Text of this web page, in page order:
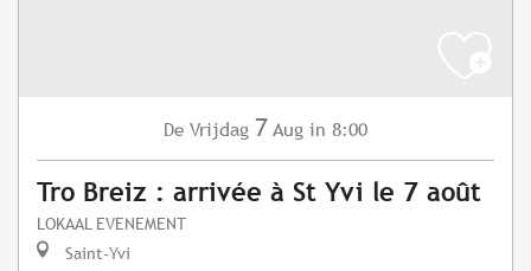
De Vrijdag 7 Aug in 8:00
Tro Breiz : arrivée à St Yvi le 7 août
LOKAAL EVENEMENT
Saint-Yvi